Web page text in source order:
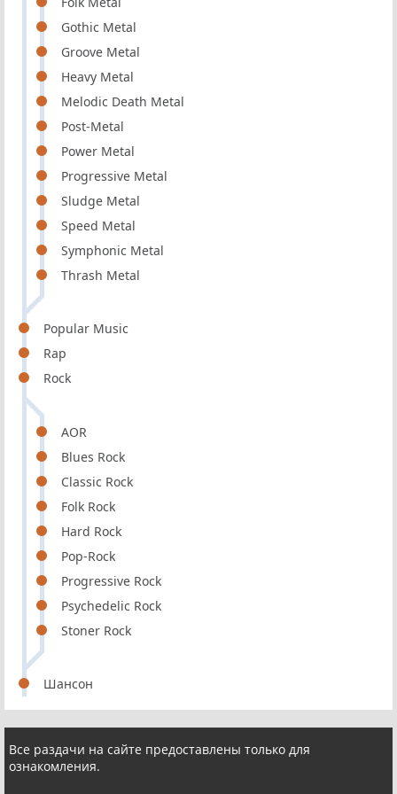
Gothic Metal
Groove Metal
Heavy Metal
Melodic Death Metal
Post-Metal
Power Metal
Progressive Metal
Sludge Metal
Speed Metal
Symphonic Metal
Thrash Metal
Popular Music
Rap
Rock
AOR
Blues Rock
Classic Rock
Folk Rock
Hard Rock
Pop-Rock
Progressive Rock
Psychedelic Rock
Stoner Rock
Шансон
Все раздачи на сайте предоставлены только для
ознакомления.